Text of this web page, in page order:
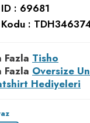
: 69681
:
Fazla Tisho
Fazla Oversize
Hediyeleri